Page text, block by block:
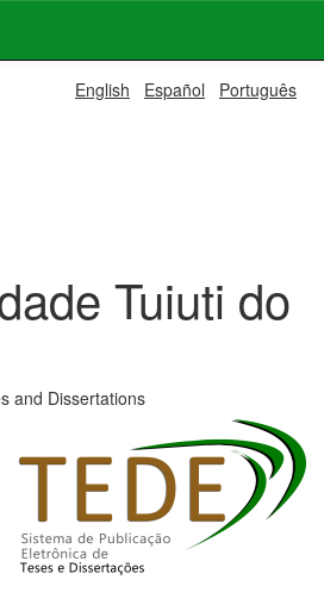
English Español Português
Tuiuti do
and Dissertations